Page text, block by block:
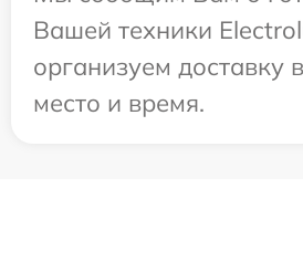
Вашей техники
организуем доставку
место и время.